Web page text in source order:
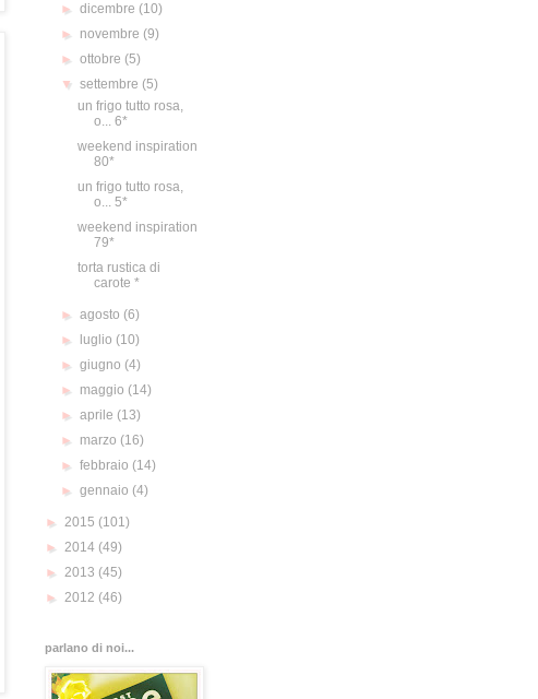
►dicembre (10)
► novembre (9)
►ottobre (5)
▼settembre (5)
un frigo tutto rosa,
o... 6*
weekend inspiration
80*
un frigo tutto rosa,
o... 5*
weekend inspiration
79*
torta rustica di
carote *
►agosto (6)
►
luglio (10)
►giugno (4)
► maggio (14)
►aprile (13)
► marzo (16)
►febbraio (14)
►gennaio (4)
► 2015 (101)
► 2014 (49)
► 2013 (45)
► 2012 (46)
parlano di noi...